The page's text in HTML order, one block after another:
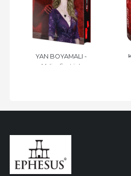
YAN BOYAMALI -
Melisa Şentürk